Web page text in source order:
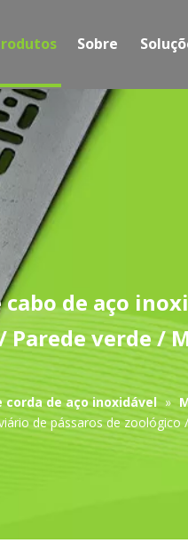
Sobre
cabo de aço
Parede verde /
corda de aço inoxidável »
de pássaros de